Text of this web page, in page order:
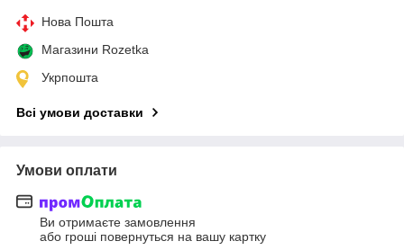
Нова Пошта
Магазини Rozetka
Укрпошта
Всі умови доставки
Умови оплати
Ви отримаєте замовлення
або гроші повернуться на вашу картку